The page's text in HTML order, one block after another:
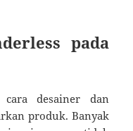
pada
cara desainer dan
produk. Banyak